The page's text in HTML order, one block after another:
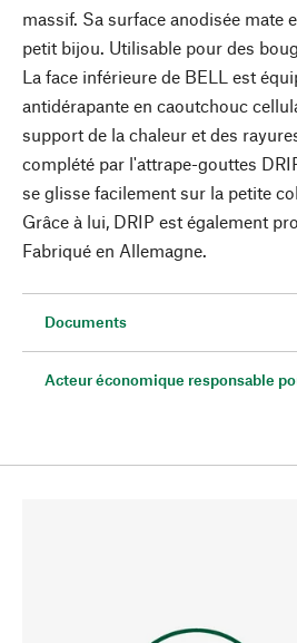
massif. Sa surface anodisée mate
petit bijou. Utilisable pour des
La face inférieure de BELL est
antidérapante en caoutchouc
support de la chaleur et des
complété par l'attrape-gouttes
se glisse facilement sur la petite
Grâce à lui, DRIP est également
Fabriqué en Allemagne.
Documents
Acteur économique responsable